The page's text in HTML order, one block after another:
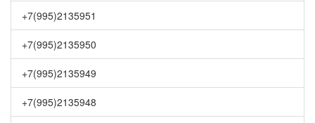
+7(995)2135951
+7(995)2135950
+7(995)2135949
+7(995)2135948